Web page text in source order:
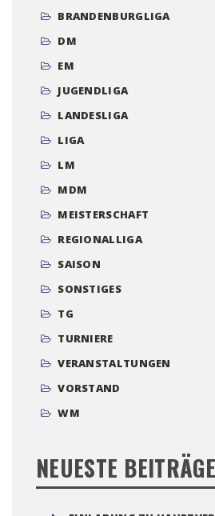
BRANDENBURGLIGA
DM
EM
JUGENDLIGA
LANDESLIGA
LIGA
LM
MDM
MEISTERSCHAFT
REGIONALLIGA
SAISON
SONSTIGES
TG
TURNIERE
VERANSTALTUNGEN
VORSTAND
WM
NEUESTE BEITRÄGE